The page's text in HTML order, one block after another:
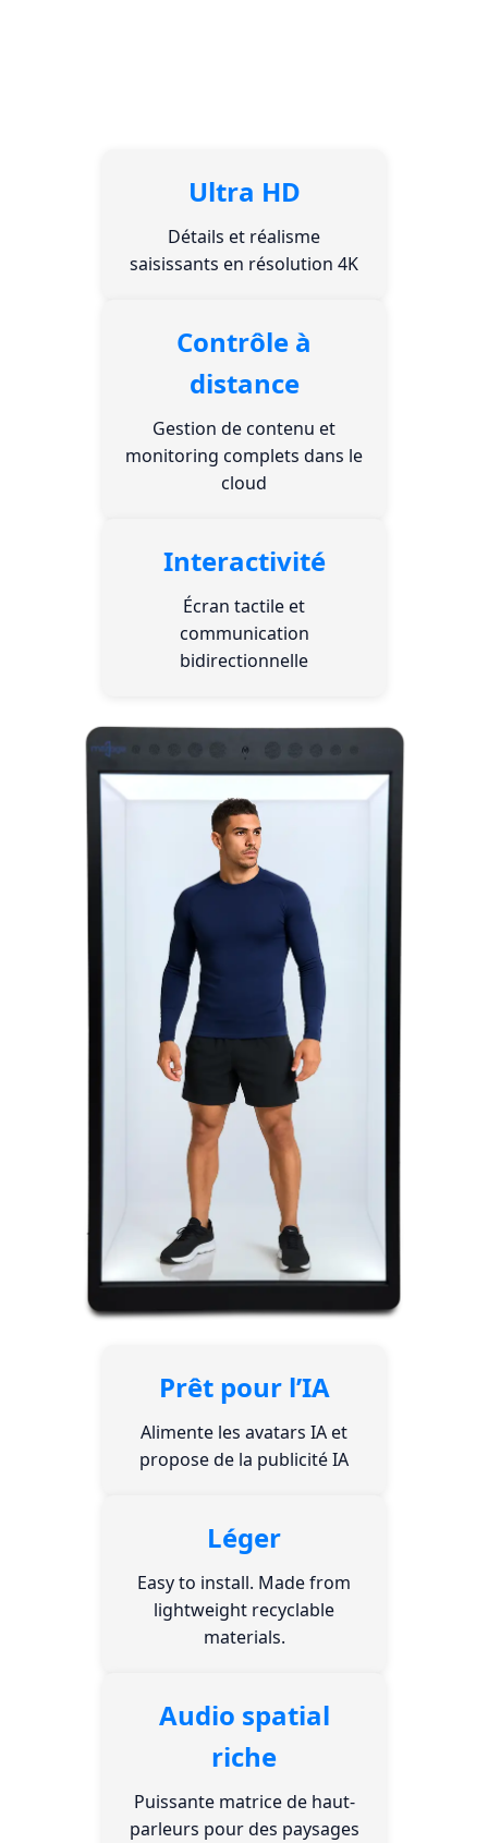
Ultra HD
Détails et réalisme
saisissants en résolution 4K
Contrôle à
distance
Gestion de contenu et
monitoring complets dans le
cloud
Interactivité
Écran tactile et
communication
bidirectionnelle
Prêt pour l’IA
Alimente les avatars IA et
propose de la publicité IA
Léger
Easy to install. Made from
lightweight recyclable
materials.
Audio spatial
riche
Puissante matrice de haut-
parleurs pour des paysages